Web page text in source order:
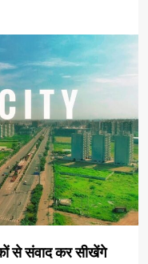
से संवाद कर सीखेंगे